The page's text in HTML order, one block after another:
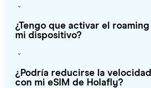
¿Tengo que activar el
mi dispositivo?
¿Podría reducirse la
con mi eSIM de Holafly?